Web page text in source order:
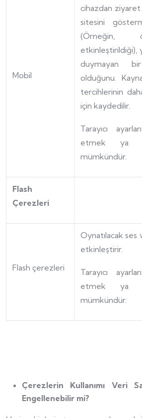
Mobil
cihazdan
sitesini
(Örneğin,
etkinleştirildiği),
duymayan
olduğunu.
tercihlerinin
için kaydedilir.
Tarayıcı
etmek ya
mümkündür.
Flash
Çerezleri
Flash çerezleri
Oynatılacak
etkinleştirir.
Tarayıcı
etmek ya
mümkündür.
Çerezlerin Kullanımı Veri
Engellenebilir mi?